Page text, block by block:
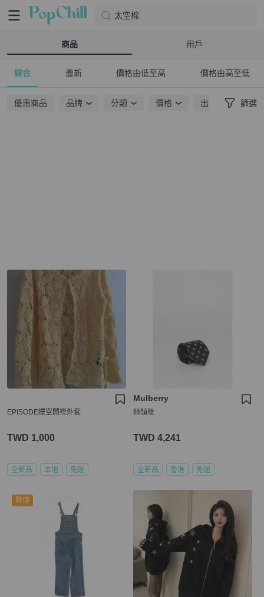
太空棉
商品 用戶
綜合 最新 價格由低至高 價格由高至低
優惠商品 品牌 分類 價格 出貨地點 篩選
EPISODE縷空開襟外套
TWD 1,000
全新品 本地 免運
Mulberry
絲領呔
TWD 4,241
全新品 香港 免運
降價